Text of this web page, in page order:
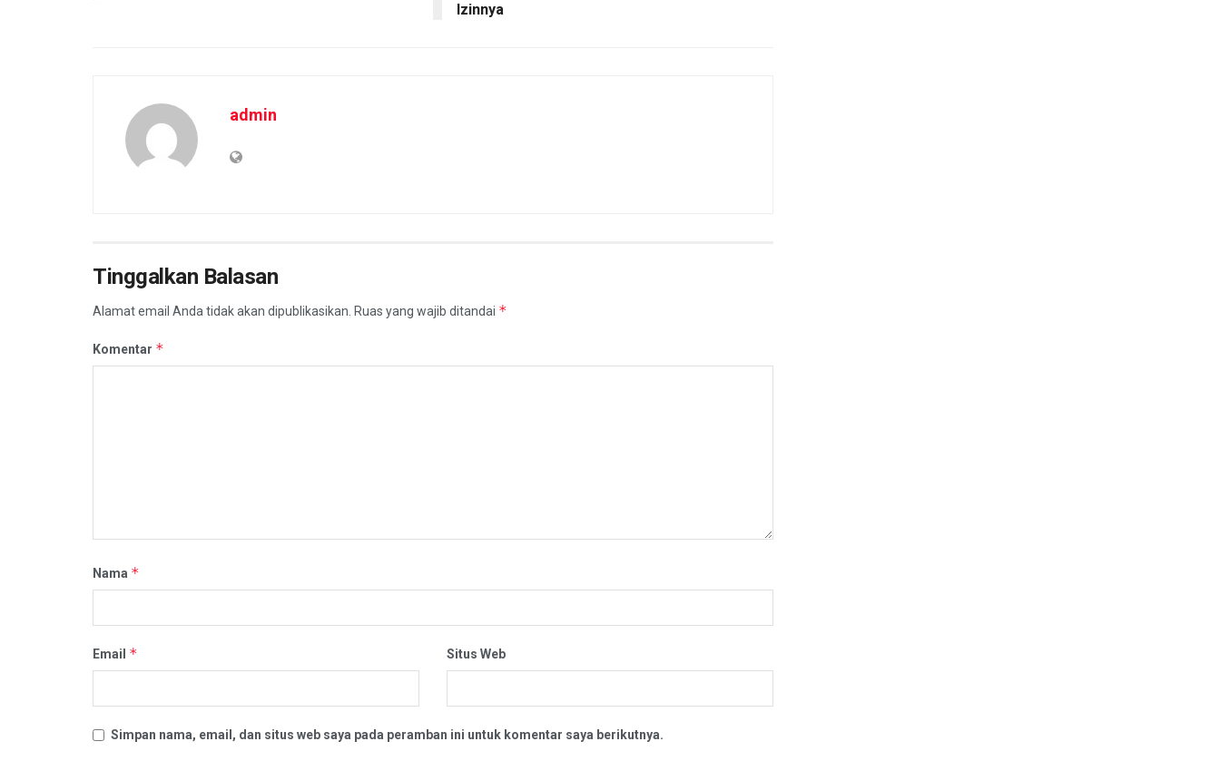
Izinnya
admin
Tinggalkan Balasan
Alamat email Anda tidak akan dipublikasikan. Ruas yang wajib ditandai *
Komentar *
Nama *
Email * Situs Web
Simpan nama, email, dan situs web saya pada peramban ini untuk komentar saya berikutnya.